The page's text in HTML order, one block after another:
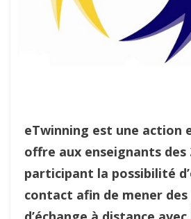
eTwinning est une action
offre aux enseignants des
participant la possibilité
contact afin de mener